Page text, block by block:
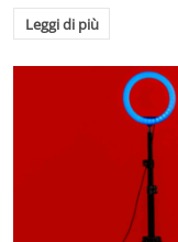
Leggi di più